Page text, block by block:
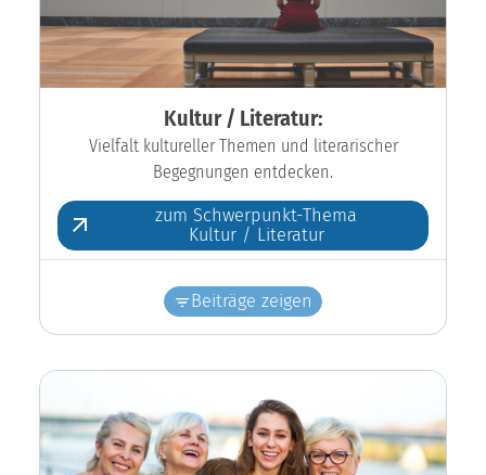
Kultur / Literatur:
Vielfalt kultureller Themen und literarischer
Begegnungen entdecken.
zum Schwerpunkt-Thema
Kultur / Literatur
Beiträge zeigen